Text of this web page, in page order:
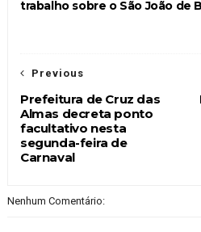
trabalho sobre o São João de
Previous
Prefeitura de Cruz das
Almas decreta ponto
facultativo nesta
segunda-feira de
Carnaval
Nenhum Comentário: